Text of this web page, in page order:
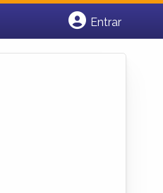
Entrar